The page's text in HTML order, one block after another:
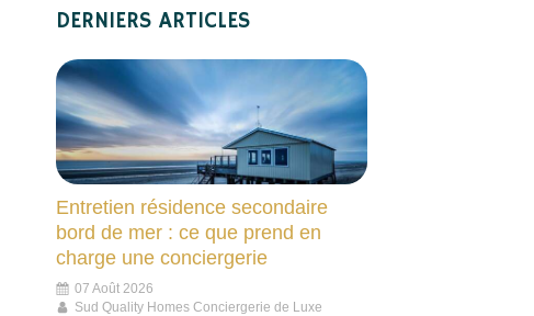
DERNIERS ARTICLES
Entretien résidence secondaire
bord de mer : ce que prend en
charge une conciergerie
07 Août 2026
Sud Quality Homes Conciergerie de Luxe